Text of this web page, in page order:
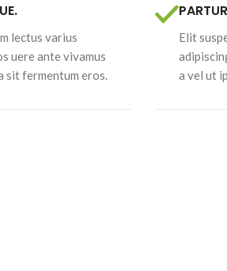
lectus varius
uere ante vivamus
sit fermentum eros.
Elit
a vel ut